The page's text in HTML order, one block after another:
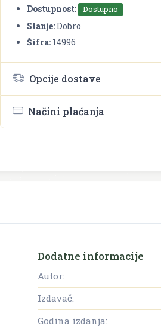
Dostupnost:
Dostupno
Stanje:Dobro
Šifra: 14996
Opcije dostave
Načini plaćanja
Dodatne informacije
Autor:
Izdavač:
Godina izdanja: